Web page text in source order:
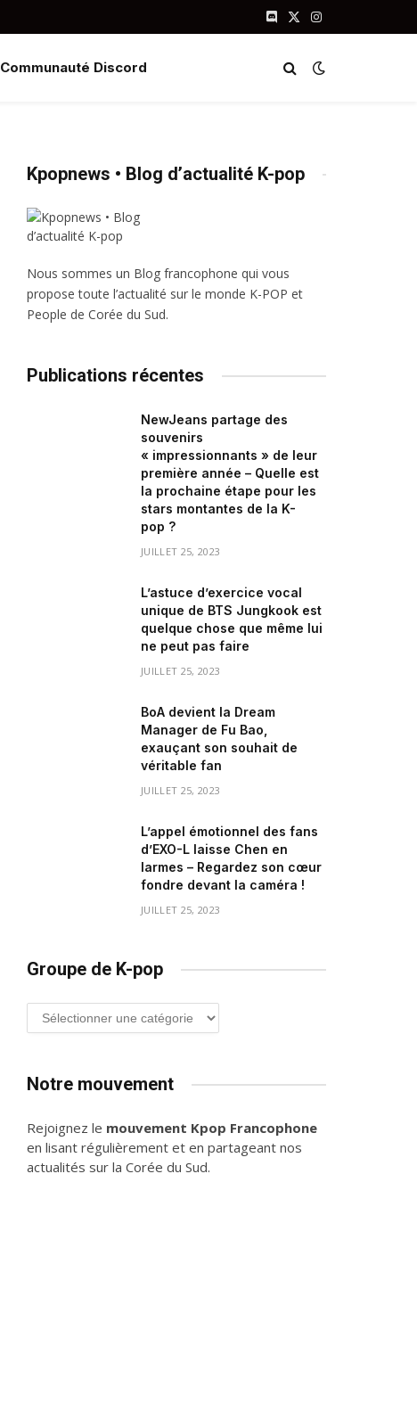
Discord
X
Instagram
Communauté Discord
Kpopnews • Blog d’actualité K-pop
Nous sommes un Blog francophone qui vous
propose toute l’actualité sur le monde K-POP et
People de Corée du Sud.
Publications récentes
NewJeans partage des
souvenirs
« impressionnants » de leur
première année – Quelle est
la prochaine étape pour les
stars montantes de la K-
pop ?
JUILLET 25, 2023
L’astuce d’exercice vocal
unique de BTS Jungkook est
quelque chose que même lui
ne peut pas faire
JUILLET 25, 2023
BoA devient la Dream
Manager de Fu Bao,
exauçant son souhait de
véritable fan
JUILLET 25, 2023
L’appel émotionnel des fans
d’EXO-L laisse Chen en
larmes – Regardez son cœur
fondre devant la caméra !
JUILLET 25, 2023
Groupe de K-pop
Groupe
de
Notre mouvement
Rejoignez le mouvement Kpop Francophone
en lisant régulièrement et en partageant nos
actualités sur la Corée du Sud.